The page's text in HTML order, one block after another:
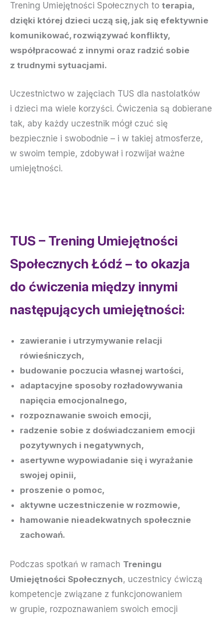
Trening Umiejętności Społecznych to terapia,
dzięki której dzieci uczą się, jak się efektywnie
komunikować, rozwiązywać konflikty,
współpracować z innymi oraz radzić sobie
z trudnymi sytuacjami.
Uczestnictwo w zajęciach TUS dla nastolatków
i dzieci ma wiele korzyści. Ćwiczenia są dobierane
tak, aby każdy uczestnik mógł czuć się
bezpiecznie i swobodnie – i w takiej atmosferze,
w swoim tempie, zdobywał i rozwijał ważne
umiejętności.
TUS – Trening Umiejętności
Społecznych Łódź – to okazja
do ćwiczenia między innymi
następujących umiejętności:
zawieranie i utrzymywanie relacji
rówieśniczych,
budowanie poczucia własnej wartości,
adaptacyjne sposoby rozładowywania
napięcia emocjonalnego,
rozpoznawanie swoich emocji,
radzenie sobie z doświadczaniem emocji
pozytywnych i negatywnych,
asertywne wypowiadanie się i wyrażanie
swojej opinii,
proszenie o pomoc,
aktywne uczestniczenie w rozmowie,
hamowanie nieadekwatnych społecznie
zachowań.
Podczas spotkań w ramach Treningu
Umiejętności Społecznych, uczestnicy ćwiczą
kompetencje związane z funkcjonowaniem
w grupie, rozpoznawaniem swoich emocji